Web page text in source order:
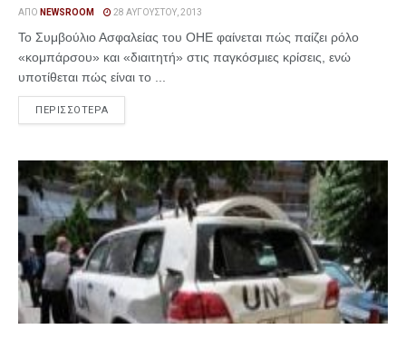
ΑΠΌ NEWSROOM 28 ΑΥΓΟΎΣΤΟΥ, 2013
Το Συμβούλιο Ασφαλείας του ΟΗΕ φαίνεται πώς παίζει ρόλο
«κομπάρσου» και «διαιτητή» στις παγκόσμιες κρίσεις, ενώ
υποτίθεται πώς είναι το ...
ΠΕΡΙΣΣΟΤΕΡΑ